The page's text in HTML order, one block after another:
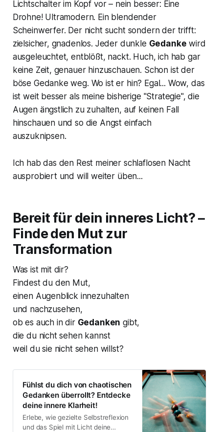
Lichtschalter im Kopf vor – nein besser: Eine
Drohne! Ultramodern. Ein blendender
Scheinwerfer. Der nicht sucht sondern der trifft:
zielsicher, gnadenlos. Jeder dunkle Gedanke wird
ausgeleuchtet, entblößt, nackt. Huch, ich hab gar
keine Zeit, genauer hinzuschauen. Schon ist der
böse Gedanke weg. Wo ist er hin? Egal... Wow, das
ist weit besser als meine bisherige "Strategie", die
Augen ängstlich zu zuhalten, auf keinen Fall
hinschauen und so die Angst einfach
auszuknipsen.
Ich hab das den Rest meiner schlaflosen Nacht
ausprobiert und will weiter üben...
Bereit für dein inneres Licht? –
Finde den Mut zur
Transformation
Was ist mit dir?
Findest du den Mut,
einen Augenblick innezuhalten
und nachzusehen,
ob es auch in dir Gedanken gibt,
die du nicht sehen kannst
weil du sie nicht sehen willst?
Fühlst du dich von chaotischen
Gedanken überrollt? Entdecke
deine innere Klarheit!
Erlebe, wie gezielte Selbstreflexion
und das Spiel mit Licht deine